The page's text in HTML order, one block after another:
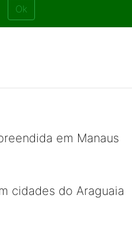
Ok
em Manaus
cidades do Araguaia